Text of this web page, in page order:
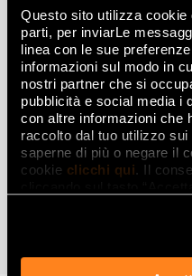
Questo sito utilizza cookie
parti, per inviarLe
linea con le sue
informazioni sul modo in
nostri partner che si
pubblicità e social media i
con altre informazioni che
raccolto dal tuo utilizzo
saperne di più o negare il
cookie clicchi qui. Il